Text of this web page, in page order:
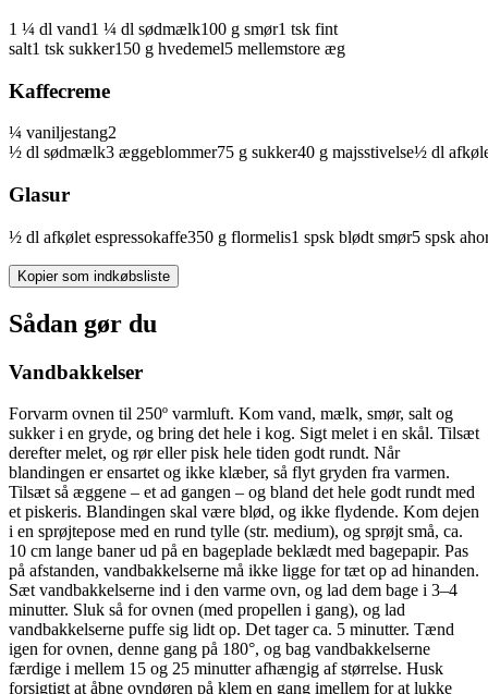
1 ¼ dl vand1 ¼ dl sødmælk100 g smør1 tsk fint
salt1 tsk sukker150 g hvedemel5 mellemstore æg
Kaffecreme
¼ vaniljestang2
½ dl sødmælk3 æggeblommer75 g sukker40 g majsstivelse½ dl
Glasur
½ dl afkølet espressokaffe350 g flormelis1 spsk blødt smør5 spsk
Kopier som indkøbsliste
Sådan gør du
Vandbakkelser
Forvarm ovnen til 250º varmluft. Kom vand, mælk, smør, salt og
sukker i en gryde, og bring det hele i kog. Sigt melet i en skål. Tilsæt
derefter melet, og rør eller pisk hele tiden godt rundt. Når
blandingen er ensartet og ikke klæber, så flyt gryden fra varmen.
Tilsæt så æggene – et ad gangen – og bland det hele godt rundt med
et piskeris. Blandingen skal være blød, og ikke flydende. Kom dejen
i en sprøjtepose med en rund tylle (str. medium), og sprøjt små, ca.
10 cm lange baner ud på en bageplade beklædt med bagepapir. Pas
på afstanden, vandbakkelserne må ikke ligge for tæt op ad hinanden.
Sæt vandbakkelserne ind i den varme ovn, og lad dem bage i 3–4
minutter. Sluk så for ovnen (med propellen i gang), og lad
vandbakkelserne puffe sig lidt op. Det tager ca. 5 minutter. Tænd
igen for ovnen, denne gang på 180°, og bag vandbakkelserne
færdige i mellem 15 og 25 minutter afhængig af størrelse. Husk
forsigtigt at åbne ovndøren på klem en gang imellem for at lukke